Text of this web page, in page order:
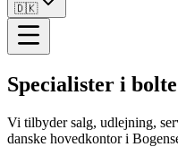
🇩🇰
Specialister i
Vi tilbyder salg, udlejning,
danske hovedkontor i